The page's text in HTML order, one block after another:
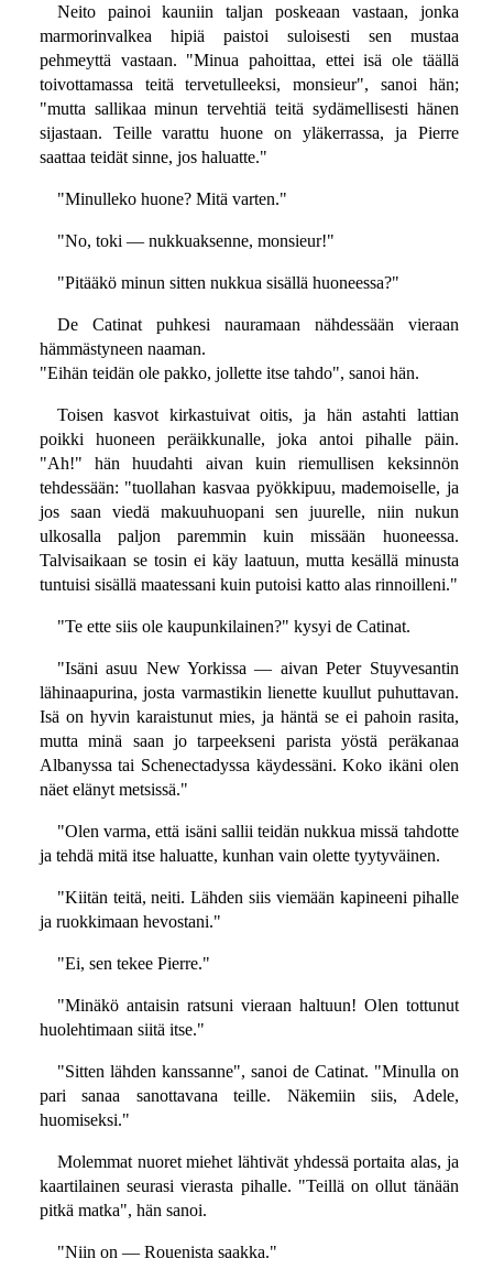
Neito painoi kauniin taljan poskeaan vastaan, jonka
marmorinvalkea hipiä paistoi suloisesti sen mustaa
pehmeyttä vastaan. "Minua pahoittaa, ettei isä ole täällä
toivottamassa teitä tervetulleeksi, monsieur", sanoi hän;
"mutta sallikaa minun tervehtiä teitä sydämellisesti hänen
sijastaan. Teille varattu huone on yläkerrassa, ja Pierre
saattaa teidät sinne, jos haluatte."
"Minulleko huone? Mitä varten."
"No, toki — nukkuaksenne, monsieur!"
"Pitääkö minun sitten nukkua sisällä huoneessa?"
De Catinat puhkesi nauramaan nähdessään vieraan
hämmästyneen naaman.
"Eihän teidän ole pakko, jollette itse tahdo", sanoi hän.
Toisen kasvot kirkastuivat oitis, ja hän astahti lattian
poikki huoneen peräikkunalle, joka antoi pihalle päin.
"Ah!" hän huudahti aivan kuin riemullisen keksinnön
tehdessään: "tuollahan kasvaa pyökkipuu, mademoiselle, ja
jos saan viedä makuuhuopani sen juurelle, niin nukun
ulkosalla paljon paremmin kuin missään huoneessa.
Talvisaikaan se tosin ei käy laatuun, mutta kesällä minusta
tuntuisi sisällä maatessani kuin putoisi katto alas rinnoilleni."
"Te ette siis ole kaupunkilainen?" kysyi de Catinat.
"Isäni asuu New Yorkissa — aivan Peter Stuyvesantin
lähinaapurina, josta varmastikin lienette kuullut puhuttavan.
Isä on hyvin karaistunut mies, ja häntä se ei pahoin rasita,
mutta minä saan jo tarpeekseni parista yöstä peräkanaa
Albanyssa tai Schenectadyssa käydessäni. Koko ikäni olen
näet elänyt metsissä."
"Olen varma, että isäni sallii teidän nukkua missä tahdotte
ja tehdä mitä itse haluatte, kunhan vain olette tyytyväinen.
"Kiitän teitä, neiti. Lähden siis viemään kapineeni pihalle
ja ruokkimaan hevostani."
"Ei, sen tekee Pierre."
"Minäkö antaisin ratsuni vieraan haltuun! Olen tottunut
huolehtimaan siitä itse."
"Sitten lähden kanssanne", sanoi de Catinat. "Minulla on
pari sanaa sanottavana teille. Näkemiin siis, Adele,
huomiseksi."
Molemmat nuoret miehet lähtivät yhdessä portaita alas, ja
kaartilainen seurasi vierasta pihalle. "Teillä on ollut tänään
pitkä matka", hän sanoi.
"Niin on — Rouenista saakka."